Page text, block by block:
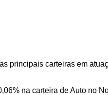
principais carteiras em
na carteira de Auto no